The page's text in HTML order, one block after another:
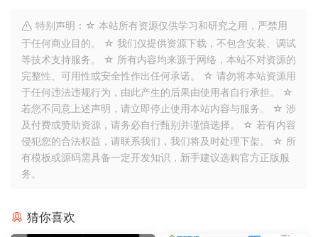
特别声明：☆ 本站所有资源仅供学习和研究之用，严禁用
于任何商业目的。 ☆ 我们仅提供资源下载，不包含安装、调试
等技术支持服务。 ☆ 所有内容均来源于网络，本站不对资源的
完整性、可用性或安全性作出任何承诺。 ☆ 请勿将本站资源用
于任何违法违规行为，由此产生的后果由使用者自行承担。 ☆
若您不同意上述声明，请立即停止使用本站内容与服务。 ☆ 涉
及付费或赞助资源，请务必自行甄别并谨慎选择。 ☆ 若有内容
侵犯您的合法权益，请联系我们，我们将及时处理下架。 ☆ 所
有模板或源码需具备一定开发知识，新手建议选购官方正版服
务。
猜你喜欢